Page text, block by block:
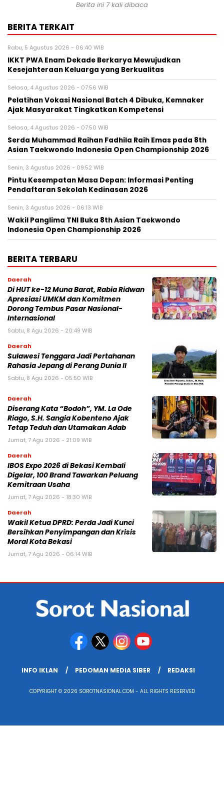
Berita ini 7 kali dibaca
BERITA TERKAIT
Rabu, 5 Agustus 2026 - 06:40 WIB
IKKT PWA Enam Dekade Berkarya Mewujudkan
Kesejahteraan Keluarga yang Berkualitas
Selasa, 4 Agustus 2026 - 07:56 WIB
Pelatihan Vokasi Nasional Batch 4 Dibuka, Kemnaker
Ajak Masyarakat Tingkatkan Kompetensi
Selasa, 4 Agustus 2026 - 07:50 WIB
Serda Muhammad Raihan Fadhila Raih Emas pada 8th
Asian Taekwondo Indonesia Open Championship 2026
Senin, 3 Agustus 2026 - 09:52 WIB
Pintu Kesempatan Masa Depan: Informasi Penting
Pendaftaran Sekolah Kedinasan 2026
Senin, 3 Agustus 2026 - 06:13 WIB
Wakil Panglima TNI Buka 8th Asian Taekwondo
Indonesia Open Championship 2026
BERITA TERBARU
Daerah
Di HUT ke-12 Muna Barat, Rabia Ridwan
Apresiasi UMKM dan Komitmen
Dorong Tembus Pasar Nasional-
Internasional
Sabtu, 8 Agu 2026 - 20:49 WIB
Daerah
Sulawesi Tenggara Jadi Pertahanan
Rahasia Jepang di Perang Dunia II
Sabtu, 8 Agu 2026 - 05:50 WIB
Daerah
Diserang Kata “Bodoh”, YM. La Ode
Riago, S.H. Sangia Kobenteno Ajak
Tetap Teduh dan Utamakan Adab
Jumat, 7 Agu 2026 - 21:09 WIB
Daerah
IBOS Expo 2026 di Bekasi Kembali
Digelar, 100 Brand Tawarkan Peluang
Kemitraan Usaha
Jumat, 7 Agu 2026 - 18:30 WIB
Daerah
Wakil Ketua DPRD: Perda Jadi Kunci
Bersihkan Penyimpangan dan Krisis
Moral Kota Bekasi
Jumat, 7 Agu 2026 - 06:14 WIB
INFO IKLAN PEDOMAN MEDIA SIBER REDAKSI
COPYRIGHT © 2026 SOROTNASIONAL.COM - ALL RIGHTS RESERVED